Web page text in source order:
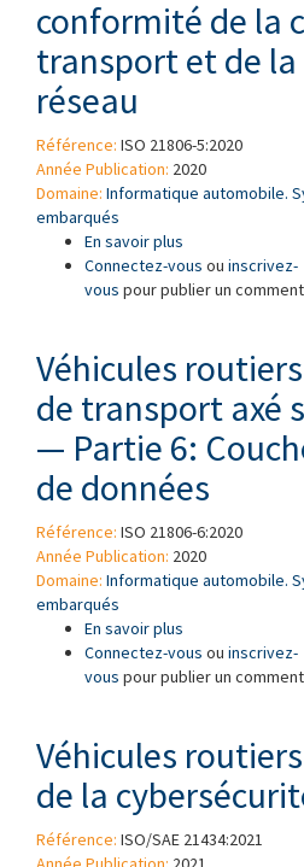
conformité de la
transport et de la
réseau
Référence: ISO 21806-5:2020
Année Publication: 2020
Domaine: Informatique automobile.
embarqués
En savoir plus à propos de
transport axé
d'essais de
Connectez-vous ou inscrivez-
vous pour publier un
Véhicules
de transport axé
— Partie 6:
de données
Référence: ISO 21806-6:2020
Année Publication: 2020
Domaine: Informatique automobile.
embarqués
En savoir plus à propos de
transport axé
Couche de
Connectez-vous ou inscrivez-
vous pour publier un
Véhicules
de la
Référence: ISO/SAE 21434:2021